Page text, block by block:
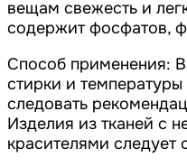
вещам свежесть и
содержит фосфатов,
Способ применения:
стирки и
следовать
Изделия из тканей с
красителями следует